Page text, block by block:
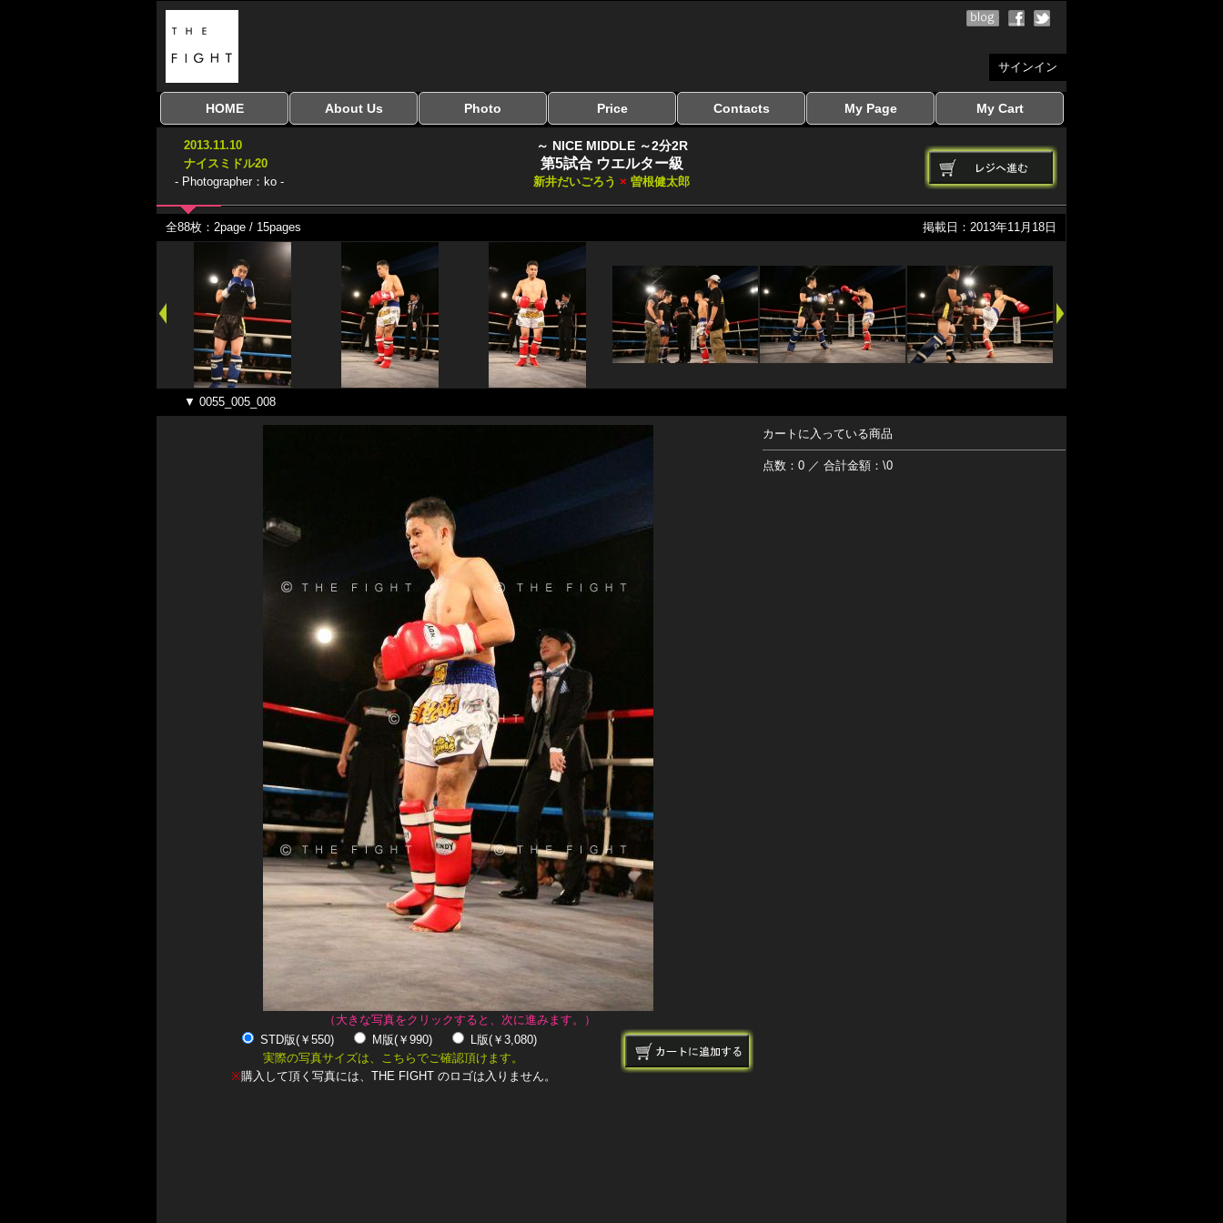
サインイン
HOME
全興行を表示
ナイスミドル
アマチュアキック
協議会
全日本学生キック
建武館キッズ大会
Bigbang
おやじファイト
About Us Photo Price
料金
お支払い方法
Contacts My Page My Cart
カートを見る
2013.11.10
ナイスミドル20
- Photographer：ko -
～ NICE MIDDLE ～2分2R
第5試合 ウエルター級
新井だいごろう × 曽根健太郎
全88枚：2page / 15pages 掲載日：2013年11月18日
▼ 0055_005_008
（大きな写真をクリックすると、次に進みます。）
STD版(￥550)
M版(￥990)
L版(￥3,080)
実際の写真サイズは、こちらでご確認頂けます。
※購入して頂く写真には、THE FIGHT のロゴは入りません。
カートに入っている商品
点数：0 ／ 合計金額：\0